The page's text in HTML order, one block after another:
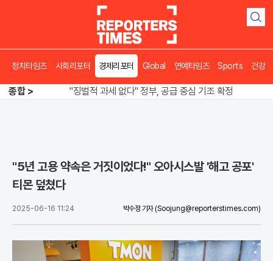
검
정치타임즈 사회리포터 경제리포터 Global 연예타임즈 Sports 건강
종합 >
오뚜기·비비고 면 전쟁, 폭염 특수에 매출 껑충
"징벌적 과세 없다" 정부, 공급 중심 기조 확정
"5년 고용 약속은 거짓이었다!" 오아시스발 '해고 공포'
티몬 덮쳤다
2025-06-16 11:24 박수정 기자 (Soojung@reporterstimes.com)